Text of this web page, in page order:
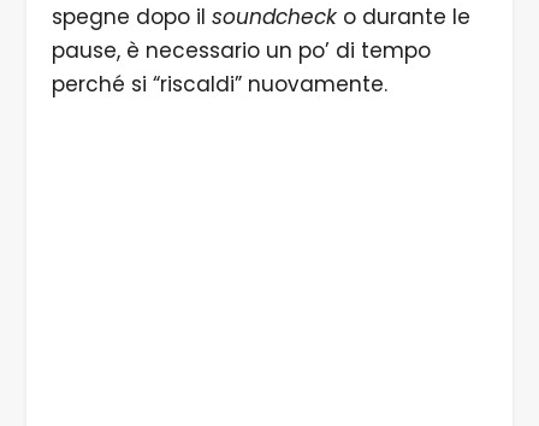
spegne dopo il soundcheck o durante le
pause, è necessario un po’ di tempo
perché si “riscaldi” nuovamente.